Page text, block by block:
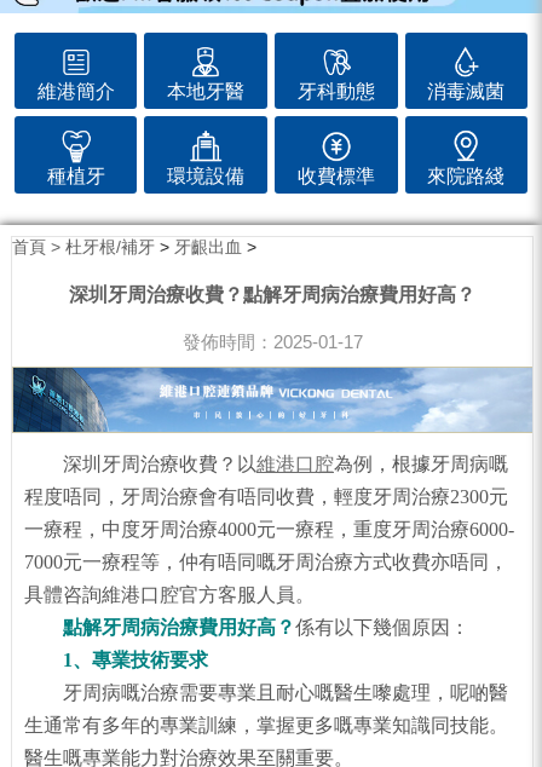
維港簡介 本地牙醫 牙科動態 消毒滅菌
種植牙 環境設備 收費標準 來院路綫
首頁 > 杜牙根/補牙> 牙齦出血 >
深圳牙周治療收費？點解牙周病治療費用好高？
發佈時間：2025-01-17
深圳牙周治療收費？以維港口腔為例，根據牙周病嘅
程度唔同，牙周治療會有唔同收費，輕度牙周治療2300元
一療程，中度牙周治療4000元一療程，重度牙周治療6000-
7000元一療程等，仲有唔同嘅牙周治療方式收費亦唔同，
具體咨詢維港口腔官方客服人員。
點解牙周病治療費用好高？係有以下幾個原因：
1、專業技術要求
牙周病嘅治療需要專業且耐心嘅醫生嚟處理，呢啲醫
生通常有多年的專業訓練，掌握更多嘅專業知識同技能。
醫生嘅專業能力對治療效果至關重要。